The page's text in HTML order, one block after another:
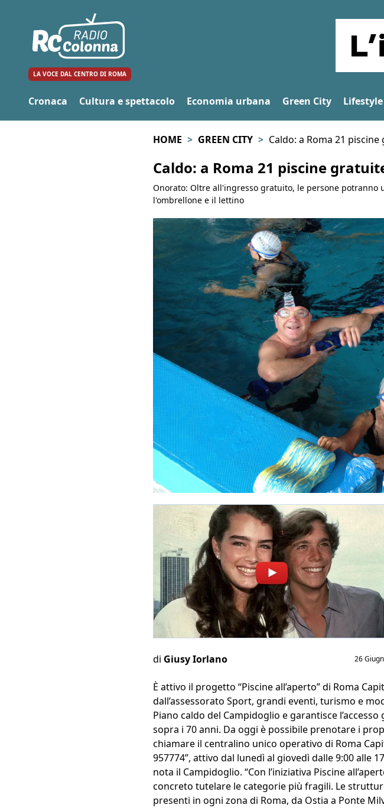
LA VOCE DAL CENTRO DI ROMA
Cronaca Cultura e spettacolo Economia urbana Green City
HOME GREEN CITY Caldo: a Roma 21
Caldo: a Roma 21 piscine
Onorato: Oltre all'ingresso gratuito, le persone
l'ombrellone e il lettino
di Giusy Iorlano 26
È attivo il progetto “Piscine all’aperto” di Roma
dall’assessorato Sport, grandi eventi, turismo e
Piano caldo del Campidoglio e garantisce
sopra i 70 anni. Da oggi è possibile prenotare i
chiamare il centralino unico operativo di Roma
957774”, attivo dal lunedì al giovedì dalle 9:00 alle
nota il Campidoglio. “Con l’iniziativa Piscine
concreto tutelare le categorie più fragili. Le
presenti in ogni zona di Roma, da Ostia a Ponte